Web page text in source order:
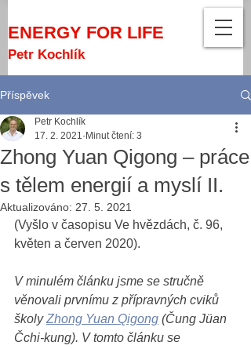
ENERGY FOR LIFE
Petr Kochlík
Příspěvek
Zhong Yuan Qigong – práce
s tělem energií a myslí II.
Petr Kochlík
17. 2. 2021 Minut čtení: 3
Aktualizováno: 27. 5. 2021
(Vyšlo v časopisu Ve hvězdách, č. 96,
květen a červen 2020).
V minulém článku jsme se stručně
věnovali prvnímu z přípravných cviků
školy Zhong Yuan Qigong (Čung Jüan
Čchi-kung). V tomto článku se